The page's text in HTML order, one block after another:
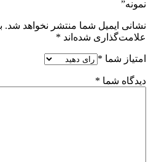
نمونه”
نشانی ایمیل شما منتشر نخواهد شد.
علامت‌گذاری شده‌اند *
امتیاز شما *
دیدگاه شما *